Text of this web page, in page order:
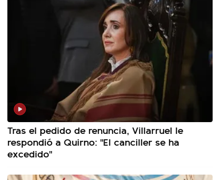
Tras el pedido de renuncia, Villarruel le
respondió a Quirno: "El canciller se ha
excedido"